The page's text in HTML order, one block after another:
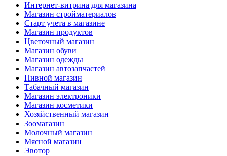
Интернет-витрина для магазина
Магазин стройматериалов
Старт учета в магазине
Магазин продуктов
Цветочный магазин
Магазин обуви
Магазин одежды
Магазин автозапчастей
Пивной магазин
Табачный магазин
Магазин электроники
Магазин косметики
Хозяйственный магазин
Зоомагазин
Молочный магазин
Мясной магазин
Эвотор